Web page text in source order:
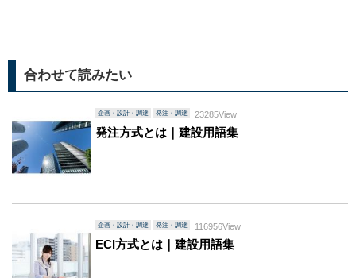
合わせて読みたい
企画・設計・調達 発注・調達 23285View
発注方式とは｜建設用語集
企画・設計・調達 発注・調達 116956View
ECI方式とは｜建設用語集